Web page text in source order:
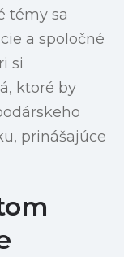
témy sa
a spoločné
si
ktoré by
prinášajúce